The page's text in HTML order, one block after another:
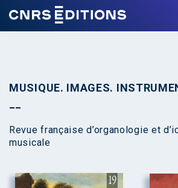
MUSIQUE. IMAGES.
Revue française d’organologie et
musicale